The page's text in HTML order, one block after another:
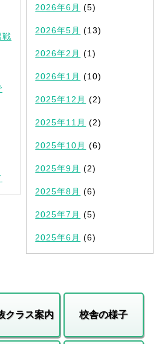
戦
2026年6月 (5)
2026年5月 (13)
2026年2月 (1)
2026年1月 (10)
2025年12月 (2)
2025年11月 (2)
2025年10月 (6)
2025年9月 (2)
2025年8月 (6)
2025年7月 (5)
2025年6月 (6)
クラス案内 校舎の様子